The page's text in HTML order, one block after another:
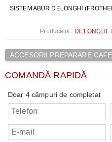
SISTEM ABUR DELONGHI
Producător: DE'LONGHI
ACCESORII PREPARARE
COMANDĂ RAPIDĂ
Doar 4 câmpuri de completat